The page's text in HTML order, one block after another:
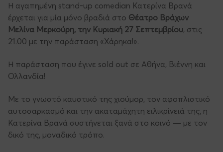
Η αγαπημένη stand-up comedian Κατερίνα Βρανά
έρχεται για μία μόνο βραδιά στο Θέατρο Βράχων
Μελίνα Μερκούρη, την Κυριακή 27 Σεπτεμβρίου, στις
21.00 με την παράσταση «Χάρηκα!».
Η παράσταση που έγινε sold out σε Αθήνα, Βιέννη και
Ολλανδία!
Με το γνωστό καυστικό της χιούμορ, τον αφοπλιστικό
αυτοσαρκασμό και την ακαταμάχητη ειλικρίνειά της, η
Κατερίνα Βρανά συστήνεται ξανά στο κοινό — με τον
δικό της, μοναδικό τρόπο.